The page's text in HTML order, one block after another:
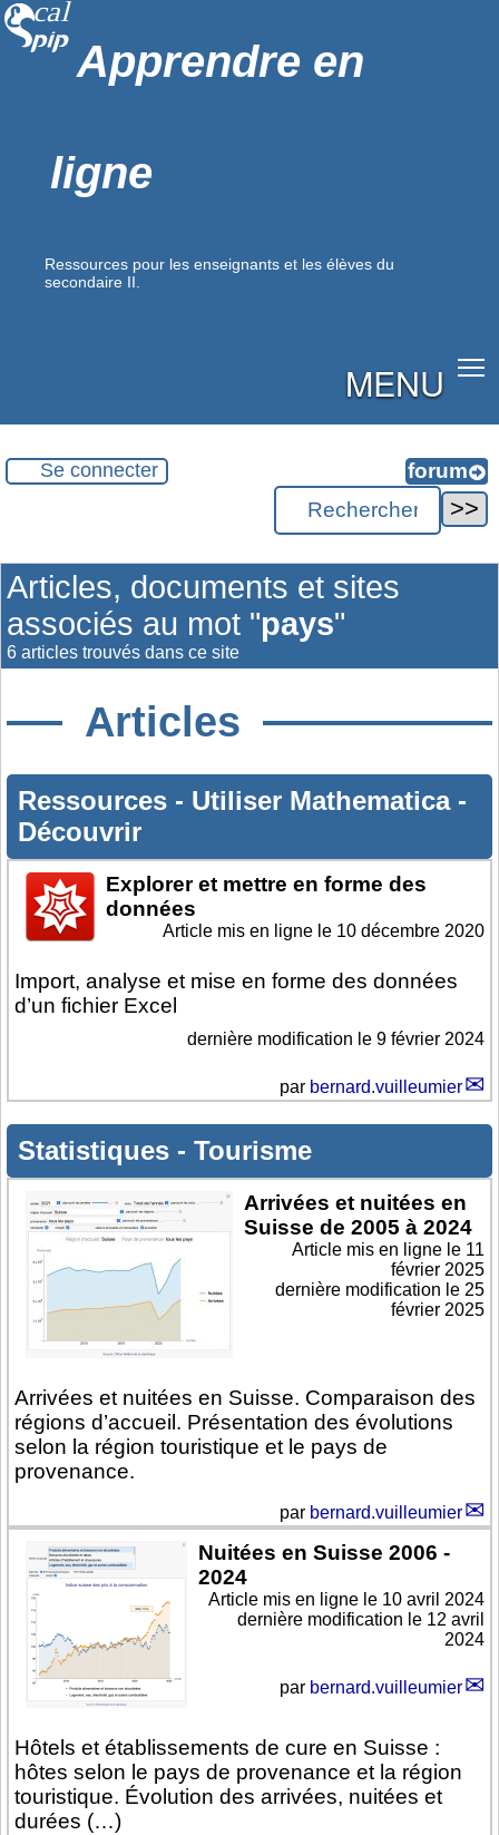
Apprendre en
ligne
Ressources pour les enseignants et les élèves du
secondaire II.
MENU
Se connecter
Articles, documents et sites
associés au mot "pays"
6 articles trouvés dans ce site
Articles
Ressources - Utiliser Mathematica -
Découvrir
Explorer et mettre en forme des
données
Import, analyse et mise en forme des données
d’un fichier Excel
Article mis en ligne le 10 décembre 2020
dernière modification le 9 février 2024
par bernard.vuilleumier
Statistiques - Tourisme
Arrivées et nuitées en
Suisse de 2005 à 2024
Arrivées et nuitées en Suisse. Comparaison des
régions d’accueil. Présentation des évolutions
selon la région touristique et le pays de
provenance.
Article mis en ligne le 11
février 2025
dernière modification le 25
février 2025
par bernard.vuilleumier
Nuitées en Suisse 2006 -
2024
Hôtels et établissements de cure en Suisse :
hôtes selon le pays de provenance et la région
touristique. Évolution des arrivées, nuitées et
durées (…)
Article mis en ligne le 10 avril 2024
dernière modification le 12 avril
2024
par bernard.vuilleumier